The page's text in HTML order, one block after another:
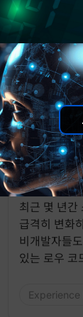
Self-
비교
최근 몇 년간
급격히 변화
비개발자들
있는 로우